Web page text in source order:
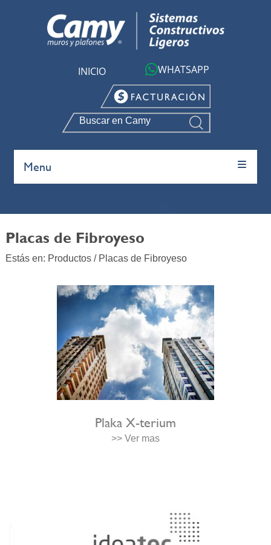
INICIO WHATSAPP
Menu
Placas de Fibroyeso
Estás en: Productos/ Placas de Fibroyeso
Plaka X-terium
>> Ver mas